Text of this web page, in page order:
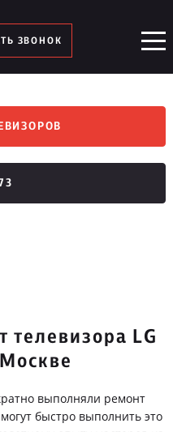
ЗВОНОК
телевизора LG
выполняли ремонт
быстро выполнить это